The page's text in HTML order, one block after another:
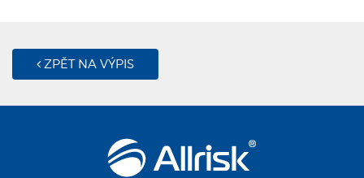
ZPĚT NA VÝPIS